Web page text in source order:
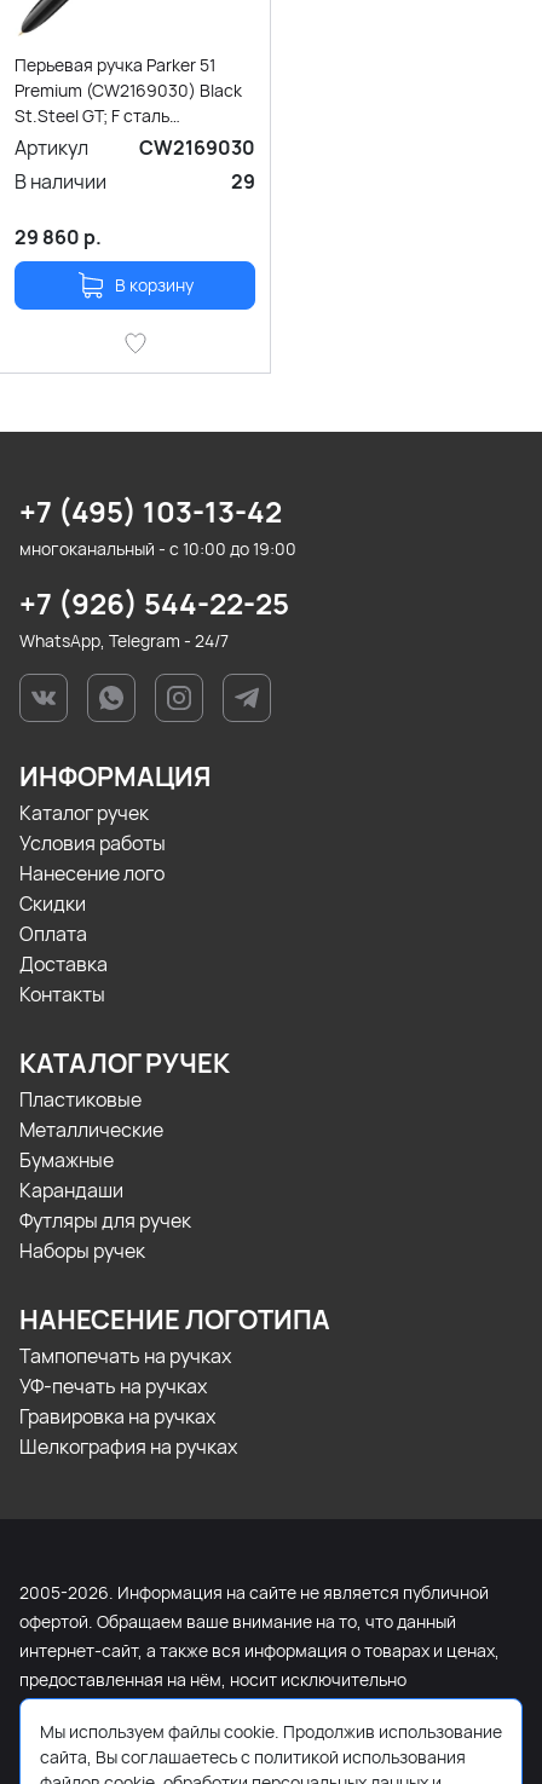
Перьевая ручка Parker 51
Premium (CW2169030) Black
St.Steel GT; F сталь
нержавеющая;
подар.коробка.
Артикул
CW2169030
В наличии
29
29 860 р.
В корзину
+7 (495) 103-13-42
многоканальный - с 10:00 до 19:00
+7 (926) 544-22-25
WhatsApp, Telegram - 24/7
ИНФОРМАЦИЯ
Каталог ручек
Условия работы
Нанесение лого
Скидки
Оплата
Доставка
Контакты
КАТАЛОГ РУЧЕК
Пластиковые
Металлические
Бумажные
Карандаши
Футляры для ручек
Наборы ручек
НАНЕСЕНИЕ ЛОГОТИПА
Тампопечать на ручках
УФ-печать на ручках
Гравировка на ручках
Шелкография на ручках
2005-2026. Информация на сайте не является публичной
офертой. Обращаем ваше внимание на то, что данный
интернет-сайт, а также вся информация о товарах и ценах,
предоставленная на нём, носит исключительно
информационный характер и ни при каких условиях не
является публичной офертой, определяемой положениями
Статьи 437 Гражданского кодекса Российской Федерации.
Мы используем файлы cookie. Продолжив использование
сайта, Вы соглашаетесь с политикой использования